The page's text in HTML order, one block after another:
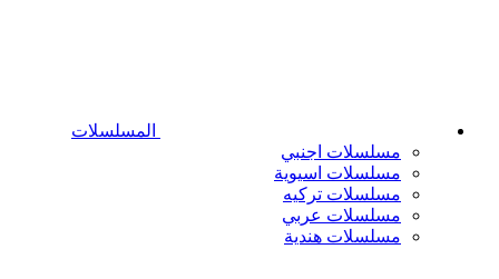
المسلسلات
مسلسلات اجنبي
مسلسلات اسيوية
مسلسلات تركيه
مسلسلات عربي
مسلسلات هندية